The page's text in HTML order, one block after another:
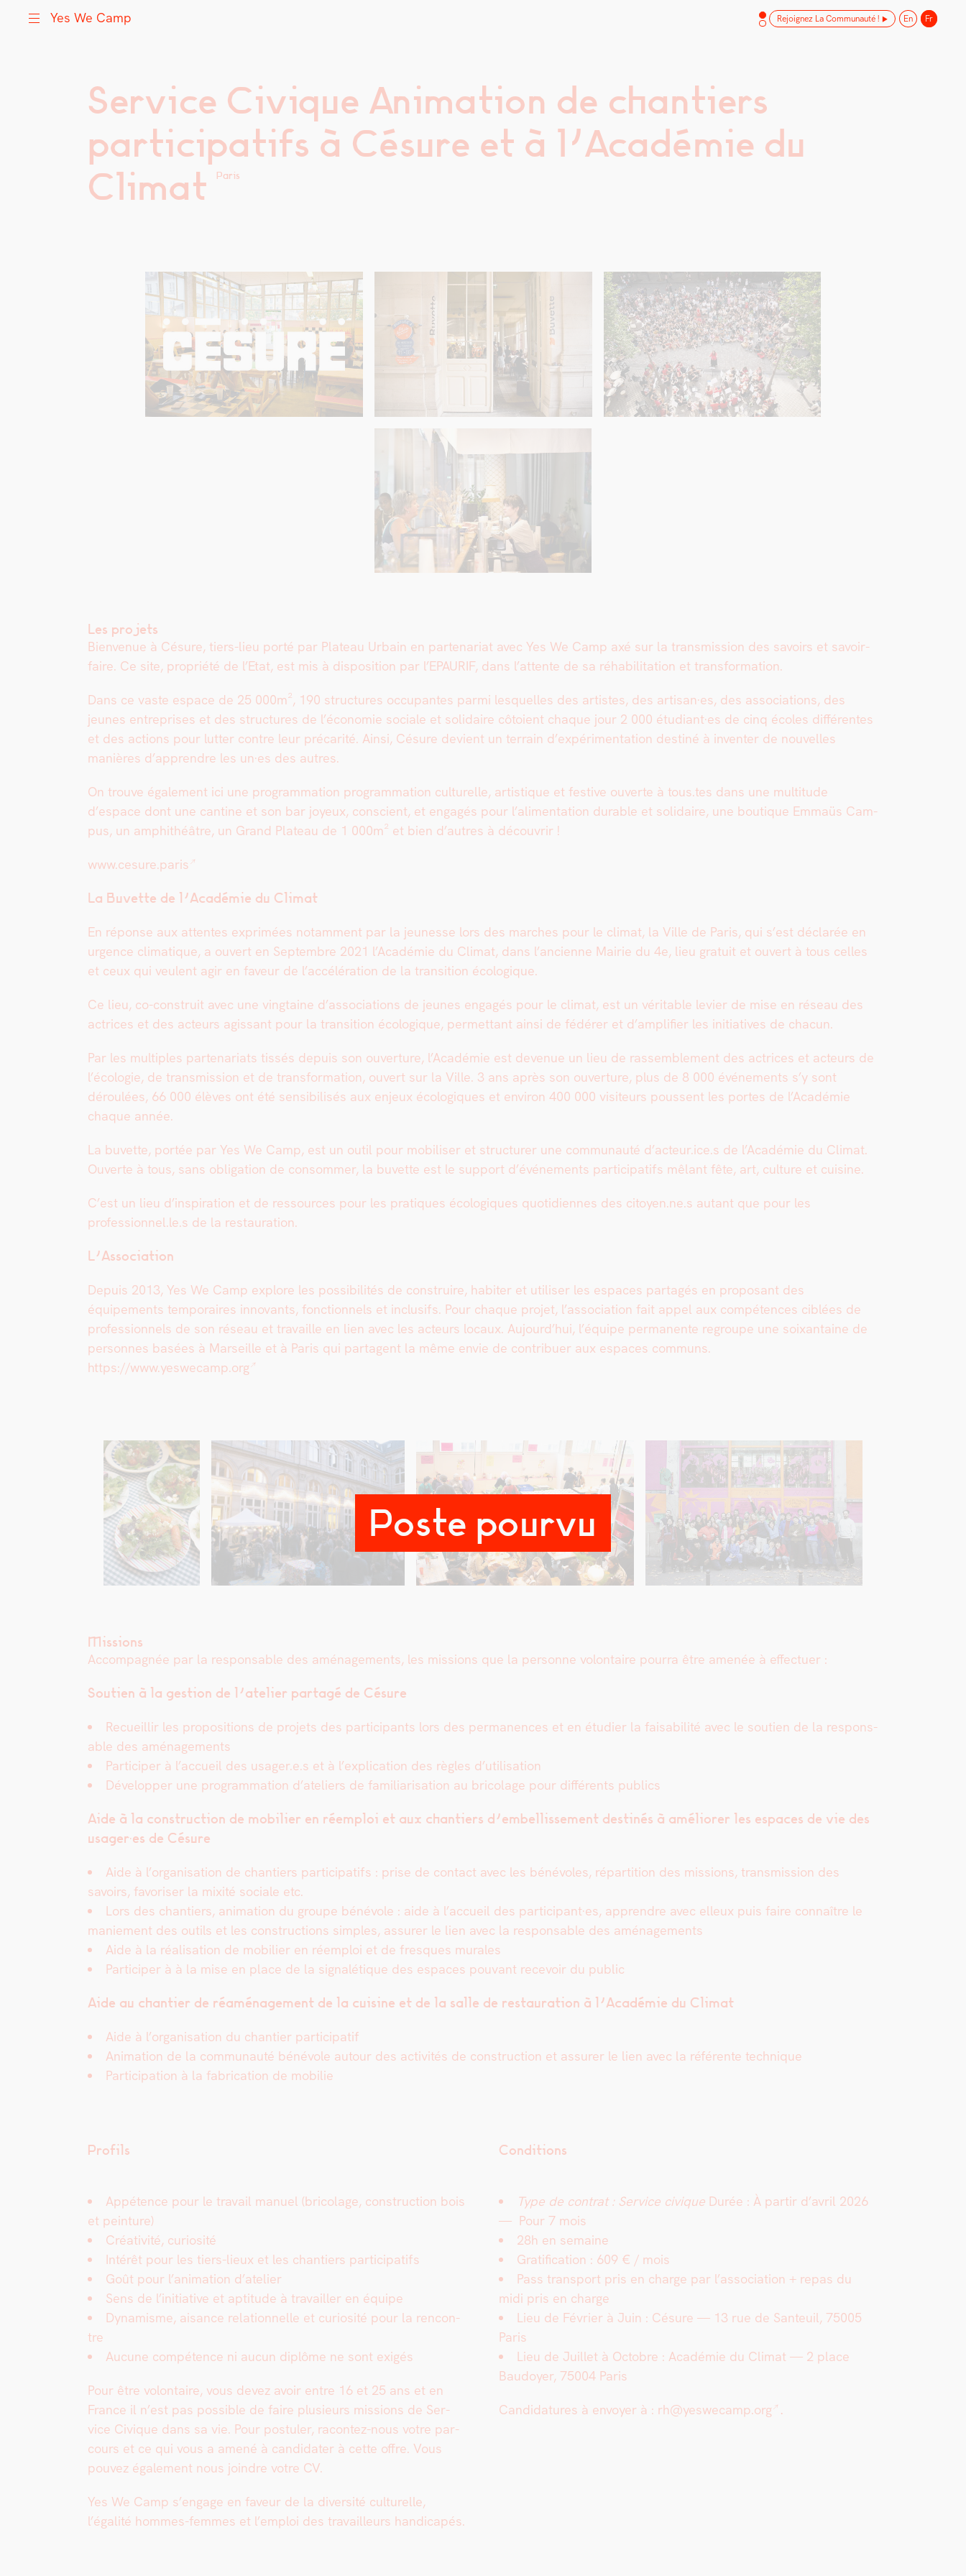
Utilisation inventive des espaces disponibles
Poste pourvu
Service Civique Animation de chantiers
participatifs à Césure et à l’Académie du
Climat
Paris
Les projets
Bien­v­enue à Césure, tiers-lieu porté par Plateau Urbain en parte­nar­i­at avec Yes We Camp axé sur la trans­mis­sion des savoirs et savoir-
faire. Ce site, pro­priété de l’Etat, est mis à dis­po­si­tion par l’EPAURIF, dans l’attente de sa réha­bil­i­ta­tion et trans­for­ma­tion.
Dans ce vaste espace de 25 000m², 190 struc­tures occu­pantes par­mi lesquelles des artistes, des artisan·es, des asso­ci­a­tions, des
jeunes entre­pris­es et des struc­tures de l’économie sociale et sol­idaire côtoient chaque jour 2 000 étudiant·es de cinq écoles dif­férentes
et des actions pour lut­ter con­tre leur pré­car­ité. Ain­si, Césure devient un ter­rain d’expérimentation des­tiné à inven­ter de nou­velles
manières d’apprendre les un·es des autres.
On trou­ve égale­ment ici une pro­gram­ma­tion pro­gram­ma­tion cul­turelle, artis­tique et fes­tive ouverte à tous.tes dans une mul­ti­tude
d’espace dont une can­tine et son bar joyeux, con­scient, et engagés pour l’alimentation durable et sol­idaire, une bou­tique Emmaüs Cam­
pus, un amphithéâtre, un Grand Plateau de 1 000m² et bien d’autres à décou­vrir !
www.cesure.paris
La Buvette de l’Académie du Cli­mat
En réponse aux attentes exprimées notam­ment par la jeunesse lors des march­es pour le cli­mat, la Ville de Paris, qui s’est déclarée en
urgence cli­ma­tique, a ouvert en Sep­tem­bre 2021 l’Académie du Cli­mat, dans l’ancienne Mairie du 4e, lieu gra­tu­it et ouvert à tous celles
et ceux qui veu­lent agir en faveur de l’accélération de la tran­si­tion écologique.
Ce lieu, co-con­stru­it avec une ving­taine d’associations de jeunes engagés pour le cli­mat, est un véri­ta­ble levi­er de mise en réseau des
actri­ces et des acteurs agis­sant pour la tran­si­tion écologique, per­me­t­tant ain­si de fédér­er et d’amplifier les ini­tia­tives de cha­cun.
Par les mul­ti­ples parte­nar­i­ats tis­sés depuis son ouver­ture, l’Académie est dev­enue un lieu de rassem­ble­ment des actri­ces et acteurs de
l’écologie, de trans­mis­sion et de trans­for­ma­tion, ouvert sur la Ville. 3 ans après son ouver­ture, plus de 8 000 événe­ments s’y sont
déroulées, 66 000 élèves ont été sen­si­bil­isés aux enjeux écologiques et env­i­ron 400 000 vis­i­teurs poussent les portes de l’Académie
chaque année.
La buvette, portée par Yes We Camp, est un out­il pour mobilis­er et struc­tur­er une com­mu­nauté d’acteur.ice.s de l’Académie du Cli­mat.
Ouverte à tous, sans oblig­a­tion de con­som­mer, la buvette est le sup­port d’événements par­tic­i­pat­ifs mêlant fête, art, cul­ture et cui­sine.
C’est un lieu d’inspiration et de ressources pour les pra­tiques écologiques quo­ti­di­ennes des citoyen.ne.s autant que pour les
professionnel.le.s de la restau­ra­tion.
L’Association
Depuis 2013, Yes We Camp explore les pos­si­bil­ités de con­stru­ire, habiter et utilis­er les espaces partagés en pro­posant des
équipements tem­po­raires inno­vants, fonc­tion­nels et inclusifs. Pour chaque pro­jet, l’association fait appel aux com­pé­tences ciblées de
pro­fes­sion­nels de son réseau et tra­vaille en lien avec les acteurs locaux. Aujourd’hui, l’équipe per­ma­nente regroupe une soix­an­taine de
per­son­nes basées à Mar­seille et à Paris qui parta­gent la même envie de con­tribuer aux espaces com­muns.
https://www.yeswecamp.org
Missions
Accom­pa­g­née par la respon­s­able des amé­nage­ments, les mis­sions que la per­son­ne volon­taire pour­ra être amenée à effectuer :
Sou­tien à la ges­tion de l’atelier partagé de Césure
Recueil­lir les propo­si­tions de pro­jets des par­tic­i­pants lors des per­ma­nences et en étudi­er la fais­abil­ité avec le sou­tien de la respon­s­
able des amé­nage­ments
Par­ticiper à l’accueil des usager.e.s et à l’explication des règles d’utilisation
Dévelop­per une pro­gram­ma­tion d’ateliers de famil­iari­sa­tion au brico­lage pour dif­férents publics
Aide à la con­struc­tion de mobili­er en réem­ploi et aux chantiers d’embellissement des­tinés à amélior­er les espaces de vie des
usager·es de Césure
Aide à l’organisation de chantiers par­tic­i­pat­ifs : prise de con­tact avec les bénév­oles, répar­ti­tion des mis­sions, trans­mis­sion des
savoirs, favoris­er la mix­ité sociale etc.
Lors des chantiers, ani­ma­tion du groupe bénév­ole : aide à l’accueil des participant·es, appren­dre avec elleux puis faire con­naître le
maniement des out­ils et les con­struc­tions sim­ples, assur­er le lien avec la respon­s­able des amé­nage­ments
Aide à la réal­i­sa­tion de mobili­er en réem­ploi et de fresques murales
Par­ticiper à à la mise en place de la sig­nalé­tique des espaces pou­vant recevoir du pub­lic
Aide au chantier de réamé­nage­ment de la cui­sine et de la salle de restau­ra­tion à l’Académie du Cli­mat
Aide à l’organisation du chantier par­tic­i­patif
Ani­ma­tion de la com­mu­nauté bénév­ole autour des activ­ités de con­struc­tion et assur­er le lien avec la référente tech­nique
Par­tic­i­pa­tion à la fab­ri­ca­tion de mobilie
Profils
Appé­tence pour le tra­vail manuel (brico­lage, con­struc­tion bois
et pein­ture)
Créa­tiv­ité, curiosité
Intérêt pour les tiers-lieux et les chantiers par­tic­i­pat­ifs
Goût pour l’animation d’atelier
Sens de l’initiative et apti­tude à tra­vailler en équipe
Dynamisme, aisance rela­tion­nelle et curiosité pour la ren­con­
tre
Aucune com­pé­tence ni aucun diplôme ne sont exigés
Pour être volon­taire, vous devez avoir entre 16 et 25 ans et en
France il n’est pas pos­si­ble de faire plusieurs mis­sions de Ser­
vice Civique dans sa vie. Pour pos­tuler, racon­tez-nous votre par­
cours et ce qui vous a amené à can­di­dater à cette offre. Vous
pou­vez égale­ment nous join­dre votre CV.
Yes We Camp s’engage en faveur de la diver­sité cul­turelle,
l’égalité hommes-femmes et l’emploi des tra­vailleurs hand­i­capés.
Conditions
Type de con­trat : Service civique Durée : À par­tir d’avril 2026
— Pour 7 mois
28h en semaine
Grat­i­fi­ca­tion : 609 € / mois
Pass trans­port pris en charge par l’association + repas du
midi pris en charge
Lieu de Févri­er à Juin : Césure — 13 rue de San­teuil, 75005
Paris
Lieu de Juil­let à Octo­bre : Académie du Cli­mat — 2 place
Bau­doy­er, 75004 Paris
Can­di­da­tures à envoy­er à : rh@yeswecamp.org .
Yes We Camp Rejoignez La Communauté ! En Fr